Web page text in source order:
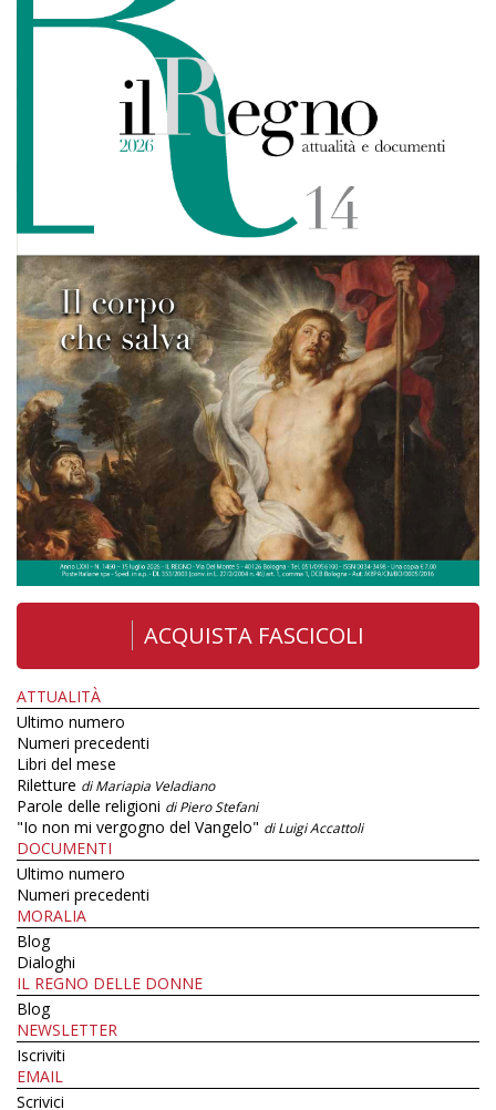
ACQUISTA FASCICOLI
ATTUALITÀ
Ultimo numero
Numeri precedenti
Libri del mese
Riletture di Mariapia Veladiano
Parole delle religioni di Piero Stefani
"Io non mi vergogno del Vangelo" di Luigi Accattoli
DOCUMENTI
Ultimo numero
Numeri precedenti
MORALIA
Blog
Dialoghi
IL REGNO DELLE DONNE
Blog
NEWSLETTER
Iscriviti
EMAIL
Scrivici